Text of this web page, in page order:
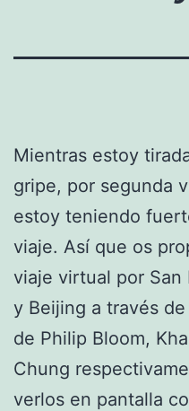
Mientras estoy
gripe, por segunda
estoy teniendo
viaje. Así que os
viaje virtual por San
y Beijing a través
de Philip Bloom,
Chung
verlos en pantalla